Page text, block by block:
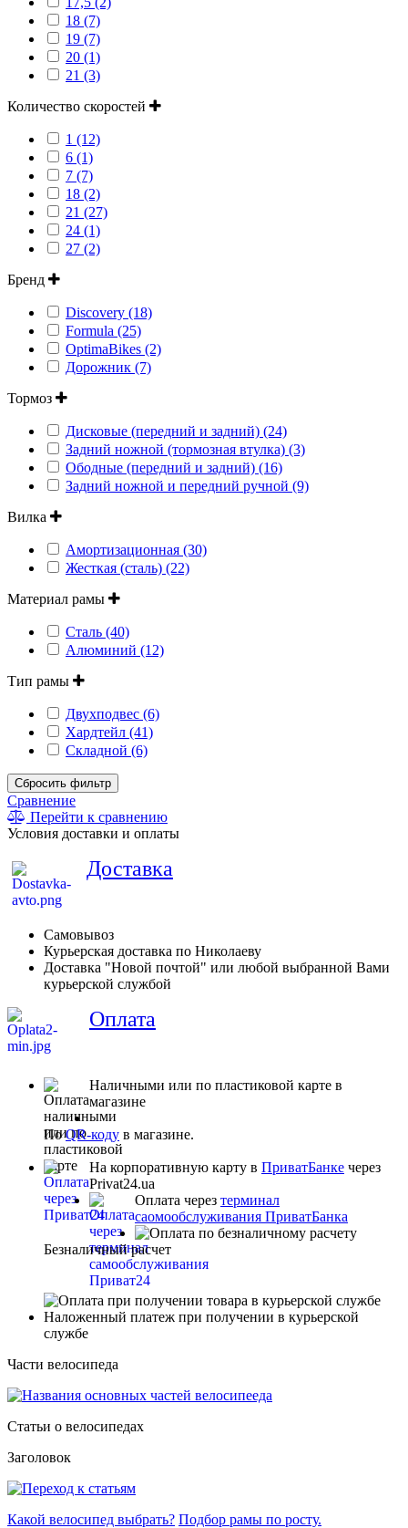
18 (7)
19 (7)
20 (1)
21 (3)
Количество скоростей
1 (12)
6 (1)
7 (7)
18 (2)
21 (27)
24 (1)
27 (2)
Бренд
Discovery (18)
Formula (25)
OptimaBikes (2)
Дорожник (7)
Тормоз
Дисковые (передний и задний) (24)
Задний ножной (тормозная втулка) (3)
Ободные (передний и задний) (16)
Задний ножной и передний ручной (9)
Вилка
Амортизационная (30)
Жесткая (сталь) (22)
Материал рамы
Сталь (40)
Алюминий (12)
Тип рамы
Двухподвес (6)
Хардтейл (41)
Складной (6)
Сбросить фильтр
Сравнение
Перейти к сравнению
Условия доставки и оплаты
Доставка
Самовывоз
Курьерская доставка по Николаеву
Доставка "Новой почтой" или любой выбранной Вами
курьерской службой
Оплата
Наличными или по пластиковой карте в
магазине
ПоQR-коду в магазине.
На корпоративную карту в ПриватБанке через
Privat24.ua
Оплата через терминал
саомообслуживания ПриватБанка
Безналичный расчет
Наложенный платеж при получении в курьерской
службе
Части велосипеда
Статьи о велосипедах
Заголовок
Какой велосипед выбрать? Подбор рамы по росту.